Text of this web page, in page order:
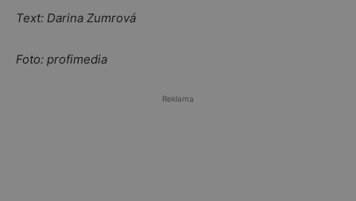
Text: Darina Zumrová
Foto: profimedia
Reklama